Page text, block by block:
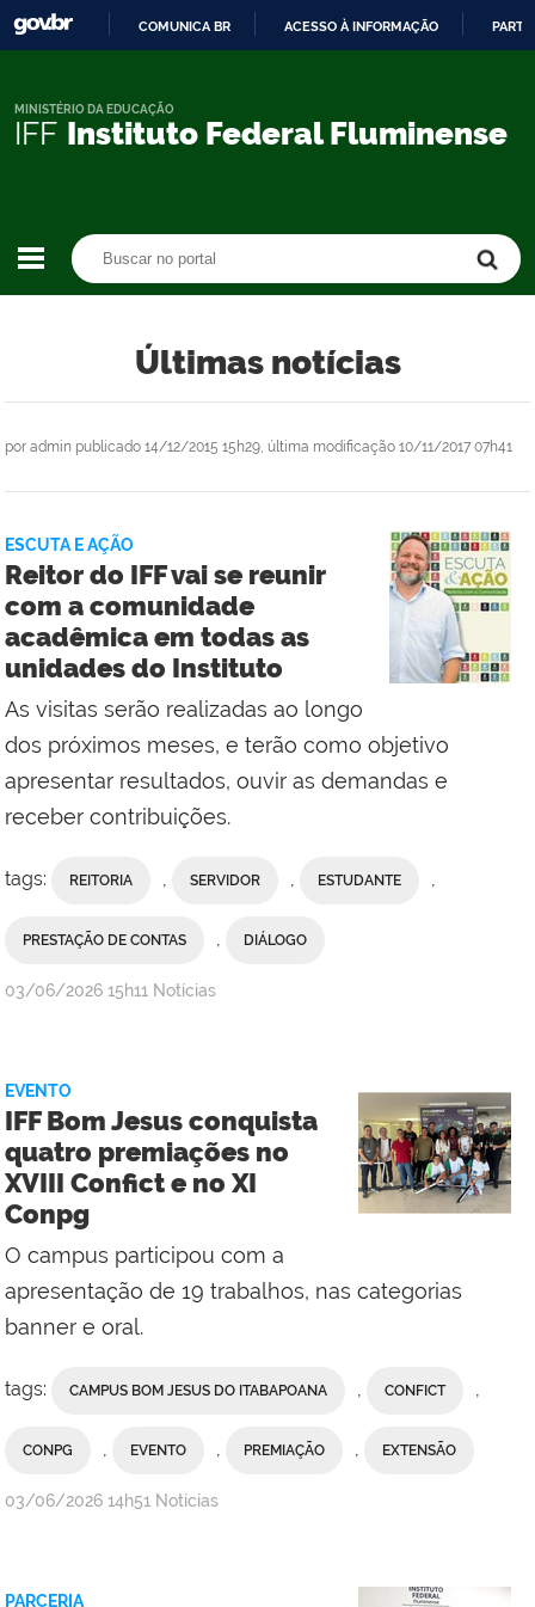
CONTEÚDO
COMUNICA BR ACESSO À INFORMAÇÃO
IFF Instituto Federal Fluminense
MINISTÉRIO DA EDUCAÇÃO
Últimas notícias
por admin publicado 14/12/2015 15h29, última modificação 10/11/2017 07h41
ESCUTA E AÇÃO
Reitor do IFF vai se reunir
com a comunidade
acadêmica em todas as
unidades do Instituto
As visitas serão realizadas ao longo
dos próximos meses, e terão como objetivo
apresentar resultados, ouvir as demandas e
receber contribuições.
tags: REITORIA , SERVIDOR , ESTUDANTE ,
PRESTAÇÃO DE CONTAS , DIÁLOGO
por
Reitoria
publicado
03/06/2026 15h11 Notícias
EVENTO
IFF Bom Jesus conquista
quatro premiações no
XVIII Confict e no XI
Conpg
O campus participou com a
apresentação de 19 trabalhos, nas categorias
banner e oral.
tags: CAMPUS BOM JESUS DO ITABAPOANA CONFICT
CONPG EVENTO PREMIAÇÃO EXTENSÃO
por
publicado
03/06/2026 14h51 Notícias
PARCERIA